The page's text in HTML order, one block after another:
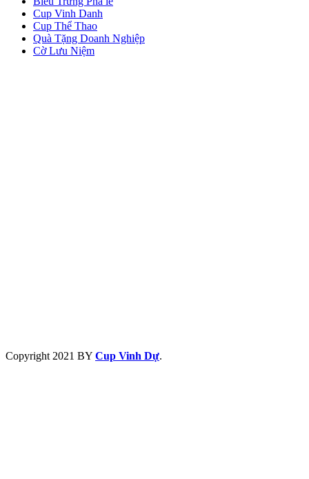
Cup Vinh Danh
Cup Thể Thao
Quà Tặng Doanh Nghiệp
Cờ Lưu Niệm
Copyright 2021 BY Cup Vinh Dự.